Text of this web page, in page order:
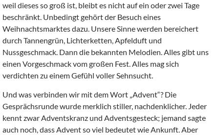
weil dieses so groß ist, bleibt es nicht auf ein oder zwei Tage
beschränkt. Unbedingt gehört der Besuch eines
Weihnachtsmarktes dazu. Unsere Sinne werden bereichert
durch Tannengrün, Lichterketten, Apfelduft und
Nussgeschmack. Dann die bekannten Melodien. Alles gibt uns
einen Vorgeschmack vom großen Fest. Alles mag sich
verdichten zu einem Gefühl voller Sehnsucht.
Und was verbinden wir mit dem Wort „Advent“? Die
Gesprächsrunde wurde merklich stiller, nachdenklicher. Jeder
kennt zwar Adventskranz und Adventsgesteck; jemand sagte
auch noch, dass Advent so viel bedeutet wie Ankunft. Aber